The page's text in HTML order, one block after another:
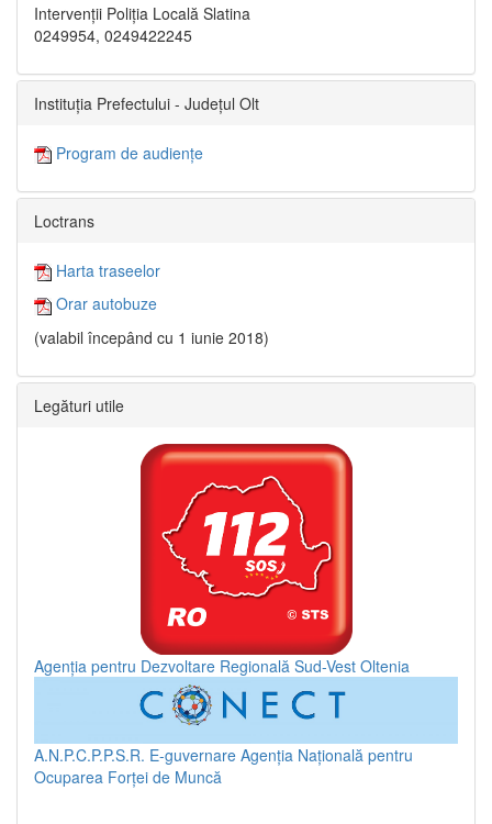
Intervenții Poliția Locală Slatina
0249954, 0249422245
Instituția Prefectului - Județul Olt
Program de audiențe
Loctrans
Harta traseelor
Orar autobuze
(valabil începând cu 1 iunie 2018)
Legături utile
Agenția pentru Dezvoltare Regională Sud-Vest Oltenia
A.N.P.C.P.P.S.R. E-guvernare Agenția Națională pentru
Ocuparea Forței de Muncă